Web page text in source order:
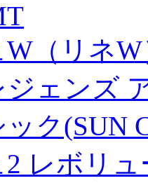
W（リネ
ェンズ
ク(SUN
2 レボリ